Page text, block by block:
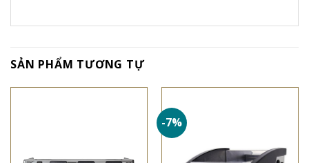
SẢN PHẨM TƯƠNG TỰ
-7%